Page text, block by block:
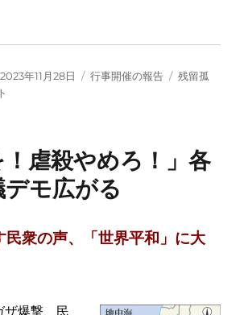
投
稿
2023年11月28日
カ
行事開催の報告
タ
残留孤
！虐殺やめろ！」各
デモ広がる
民衆の声、「世界平和」に大
ザ爆撃、民